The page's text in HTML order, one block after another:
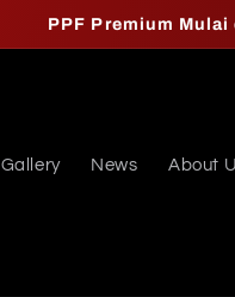
PPF Premium
Gallery News About